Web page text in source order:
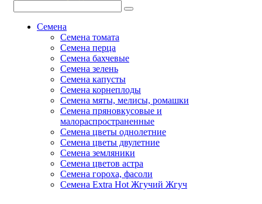
Семена
Семена томата
Семена перца
Семена бахчевые
Семена зелень
Семена капусты
Семена корнеплоды
Семена мяты, мелисы, ромашки
Семена пряновкусовые и
малораспространенные
Семена цветы однолетние
Семена цветы двулетние
Семена земляники
Семена цветов астра
Семена гороха, фасоли
Семена Extra Hot Жгучий Жгуч